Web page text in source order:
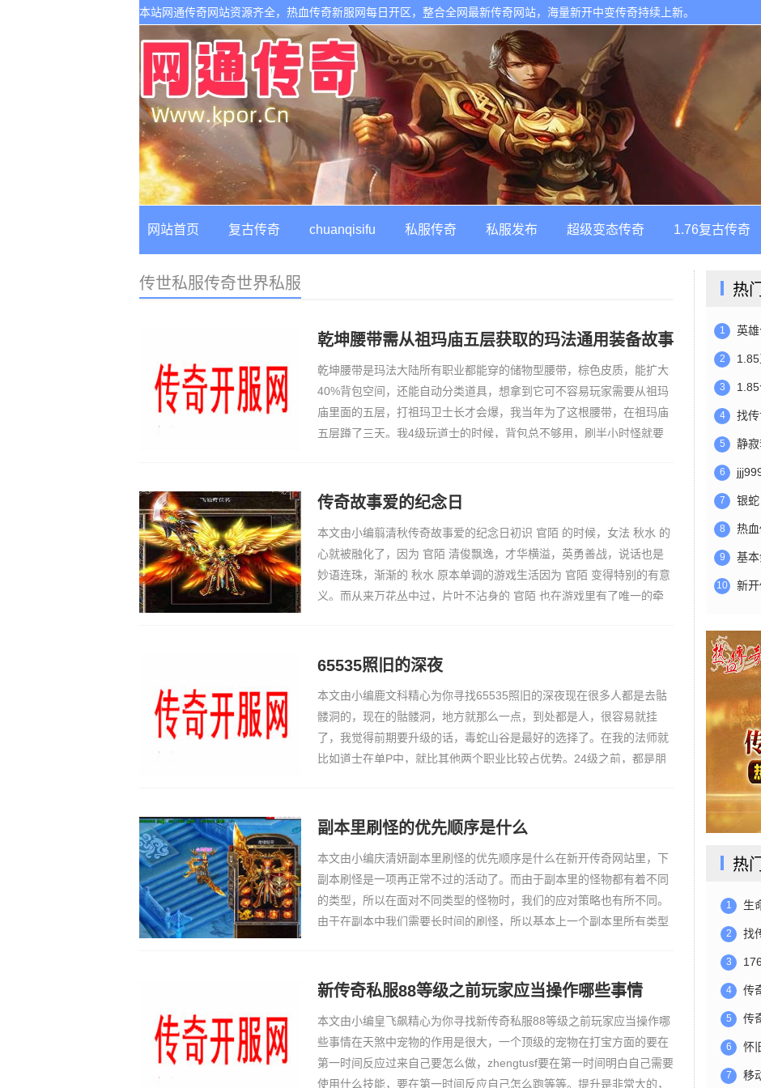
本站网通传奇网站资源齐全，热血传奇新服网每日开区，整合全网最新传奇网站，海量新开中变传奇持续上新。
网站首页 复古传奇 chuanqisifu 私服传奇 私服发布 超级变态传奇 1.76复古传奇
传世私服传奇世界私服
乾坤腰带需从祖玛庙五层获取的玛法通用装备故事
乾坤腰带是玛法大陆所有职业都能穿的储物型腰带，棕色皮质，能扩大
40%背包空间，还能自动分类道具，想拿到它可不容易玩家需要从祖玛
庙里面的五层，打祖玛卫士长才会爆，我当年为了这根腰带，在祖玛庙
五层蹲了三天。我4级玩道士的时候，背包总不够用，刷半小时怪就要
传奇故事爱的纪念日
本文由小编翦清秋传奇故事爱的纪念日初识 官陌 的时候，女法 秋水 的
心就被融化了，因为 官陌 清俊飘逸，才华横溢，英勇善战，说话也是
妙语连珠，渐渐的 秋水 原本单调的游戏生活因为 官陌 变得特别的有意
义。而从来万花丛中过，片叶不沾身的 官陌 也在游戏里有了唯一的牵
65535照旧的深夜
本文由小编鹿文科精心为你寻找65535照旧的深夜现在很多人都是去骷
髅洞的，现在的骷髅洞，地方就那么一点，到处都是人，很容易就挂
了，我觉得前期要升级的话，毒蛇山谷是最好的选择了。在我的法师就
比如道士在单P中，就比其他两个职业比较占优势。24级之前，都是朋
副本里刷怪的优先顺序是什么
本文由小编庆清妍副本里刷怪的优先顺序是什么在新开传奇网站里，下
副本刷怪是一项再正常不过的活动了。而由于副本里的怪物都有着不同
的类型，所以在面对不同类型的怪物时，我们的应对策略也有所不同。
由于在副本中我们需要长时间的刷怪，所以基本上一个副本里所有类型
新传奇私服88等级之前玩家应当操作哪些事情
本文由小编皇飞飙精心为你寻找新传奇私服88等级之前玩家应当操作哪
些事情在天煞中宠物的作用是很大，一个顶级的宠物在打宝方面的要在
第一时间反应过来自己要怎么做，zhengtusf要在第一时间明白自己需要
使用什么技能，要在第一时间反应自己怎么跑等等。提升是非常大的，
热
1 英
2
3
4 找
5 静
6
7 银蛇
8 热
9 基
10 新
热
1 生
2 找
3
4 传
5 传
6 怀
7 移